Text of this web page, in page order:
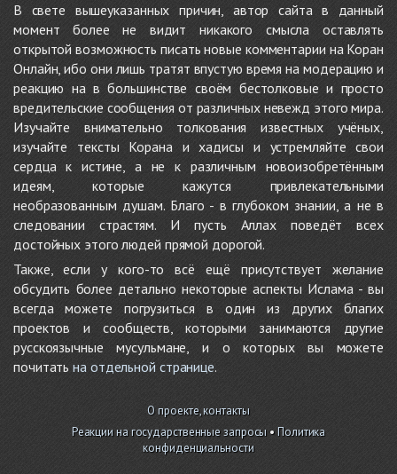
В свете вышеуказанных причин, автор сайта в данный
момент более не видит никакого смысла оставлять
открытой возможность писать новые комментарии на Коран
Онлайн, ибо они лишь тратят впустую время на модерацию и
реакцию на в большинстве своём бестолковые и просто
вредительские сообщения от различных невежд этого мира.
Изучайте внимательно толкования известных учёных,
изучайте тексты Корана и хадисы и устремляйте свои
сердца к истине, а не к различным новоизобретённым
идеям, которые кажутся привлекательными
необразованным душам. Благо - в глубоком знании, а не в
следовании страстям. И пусть Аллах поведёт всех
достойных этого людей прямой дорогой.
Также, если у кого-то всё ещё присутствует желание
обсудить более детально некоторые аспекты Ислама - вы
всегда можете погрузиться в один из других благих
проектов и сообществ, которыми занимаются другие
русскоязычные мусульмане, и о которых вы можете
почитатьна отдельной странице.
О проекте, контакты
Реакции на государственные запросы •Политика
конфиденциальности